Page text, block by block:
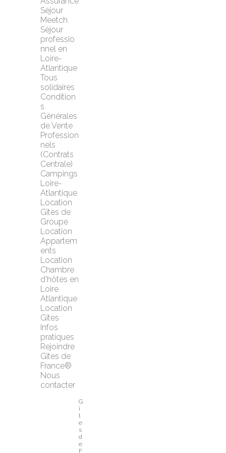
Séjour
Meetch
Séjour
professio
nnel en
Loire-
Atlantique
Tous
solidaires
Condition
s
Générales
de Vente
Profession
nels
(Contrats
Centrale)
Campings
Loire-
Atlantique
Location
Gîtes de
Groupe
Location
Appartem
ents
Location
Chambre
d'hôtes en
Loire
Atlantique
Location
Gîtes
Infos
pratiques
Rejoindre
Gîtes de
France®
Nous
contacter
G
î
t
e
s
d
e
F